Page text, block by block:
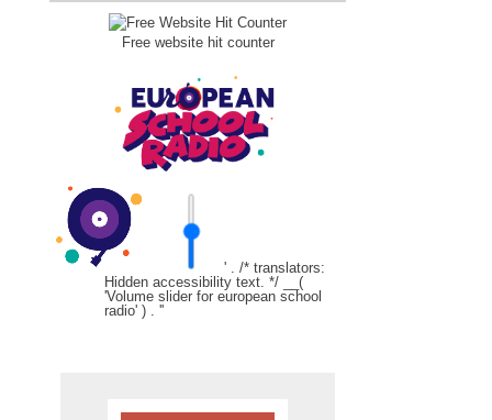
Free website hit counter
' . /* translators:
Hidden accessibility text. */ __(
'Volume slider for european school
radio' ) . ''